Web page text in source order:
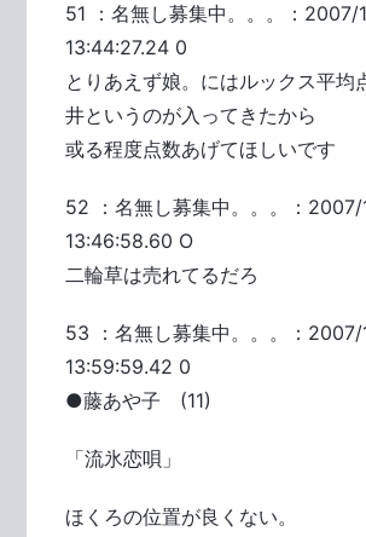
51 ：名無し募集中。。。：2007/
13:44:27.24 0
とりあえず娘。にはルックス平均
井というのが入ってきたから
或る程度点数あげてほしいです
52 ：名無し募集中。。。：2007/
13:46:58.60 O
二輪草は売れてるだろ
53 ：名無し募集中。。。：2007/
13:59:59.42 0
●藤あや子 (11)
「流氷恋唄」
ほくろの位置が良くない。